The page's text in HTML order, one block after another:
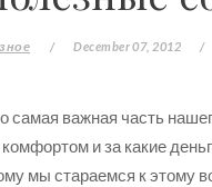
/ December 07, 2012 /
самая важная часть
комфортом и за какие
мы стараемся к этому